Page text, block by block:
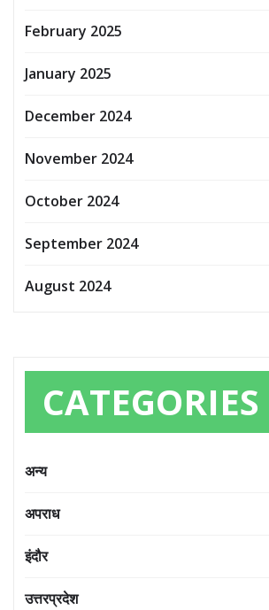
February 2025
January 2025
December 2024
November 2024
October 2024
September 2024
August 2024
CATEGORIES
अन्य
अपराध
इंदौर
उत्तरप्रदेश